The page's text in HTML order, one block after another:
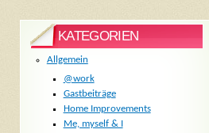
KATEGORIEN
Allgemein
@work
Gastbeiträge
Home Improvements
Me, myself & I